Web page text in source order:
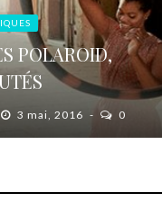
POLAROID,
3 mai, 2016 0